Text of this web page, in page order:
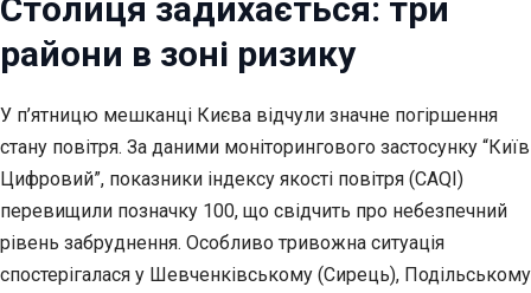
Столиця задихається: три
райони в зоні ризику
У п’ятницю мешканці Києва відчули значне погіршення
стану повітря. За даними моніторингового застосунку “Київ
Цифровий”, показники індексу якості повітря (CAQI)
перевищили позначку 100, що свідчить про небезпечний
рівень забруднення. Особливо тривожна ситуація
спостерігалася у Шевченківському (Сирець), Подільському